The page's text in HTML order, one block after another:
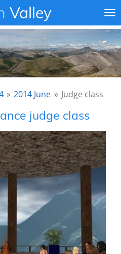
Valley
» 2014 June » Judge class
judge class